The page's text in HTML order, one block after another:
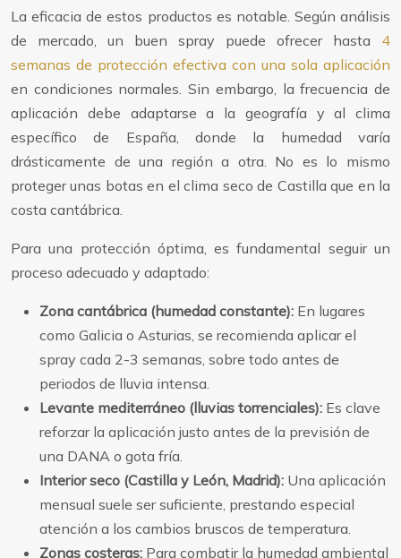
La eficacia de estos productos es notable. Según análisis
de mercado, un buen spray puede ofrecer hasta 4
semanas de protección efectiva con una sola aplicación
en condiciones normales. Sin embargo, la frecuencia de
aplicación debe adaptarse a la geografía y al clima
específico de España, donde la humedad varía
drásticamente de una región a otra. No es lo mismo
proteger unas botas en el clima seco de Castilla que en la
costa cantábrica.
Para una protección óptima, es fundamental seguir un
proceso adecuado y adaptado:
Zona cantábrica (humedad constante): En lugares
como Galicia o Asturias, se recomienda aplicar el
spray cada 2-3 semanas, sobre todo antes de
periodos de lluvia intensa.
Levante mediterráneo (lluvias torrenciales): Es clave
reforzar la aplicación justo antes de la previsión de
una DANA o gota fría.
Interior seco (Castilla y León, Madrid): Una aplicación
mensual suele ser suficiente, prestando especial
atención a los cambios bruscos de temperatura.
Zonas costeras: Para combatir la humedad ambiental